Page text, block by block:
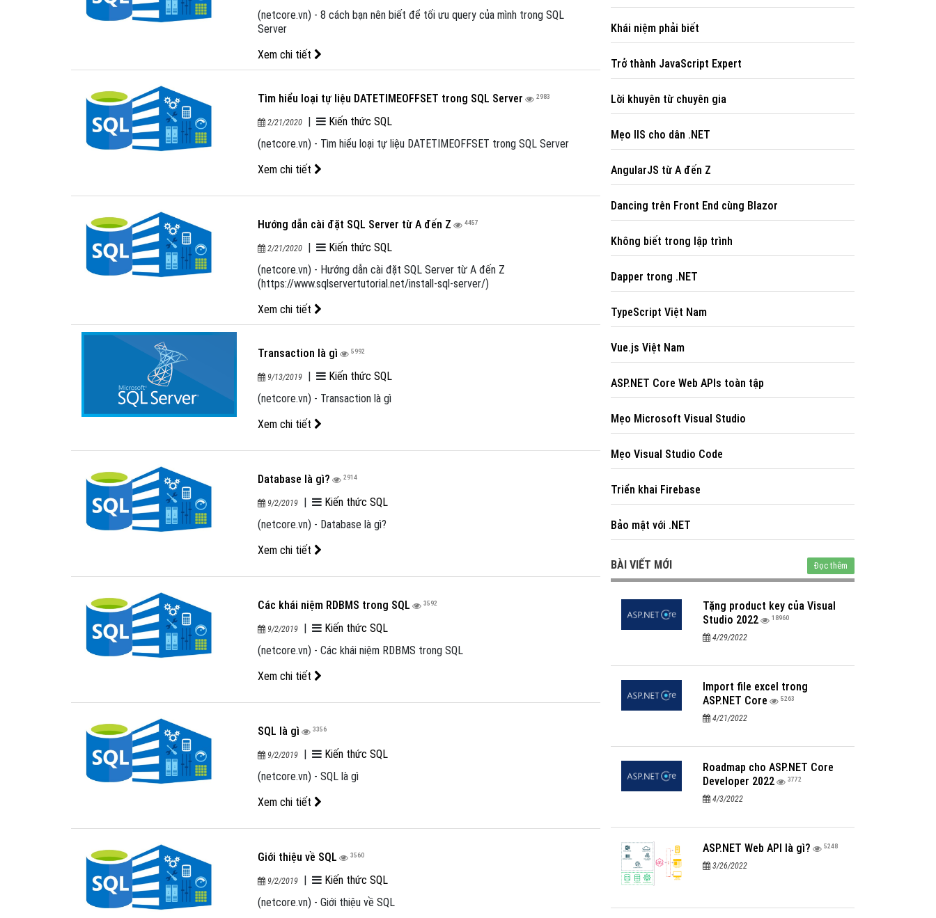
(netcore.vn) - 8 cách bạn nên biết để tối ưu query của mình trong SQL
Server
Xem chi tiết
Tìm hiểu loại tự liệu DATETIMEOFFSET trong SQL Server 2983
2/21/2020 |
Kiến thức SQL
(netcore.vn) - Tìm hiểu loại tự liệu DATETIMEOFFSET trong SQL Server
Xem chi tiết
Hướng dẫn cài đặt SQL Server từ A đến Z 4457
2/21/2020 |
Kiến thức SQL
(netcore.vn) - Hướng dẫn cài đặt SQL Server từ A đến Z
(https://www.sqlservertutorial.net/install-sql-server/)
Xem chi tiết
Transaction là gì 5992
9/13/2019 |
Kiến thức SQL
(netcore.vn) - Transaction là gì
Xem chi tiết
Database là gì? 2914
9/2/2019 |
Kiến thức SQL
(netcore.vn) - Database là gì?
Xem chi tiết
Các khái niệm RDBMS trong SQL 3592
9/2/2019 |
Kiến thức SQL
(netcore.vn) - Các khái niệm RDBMS trong SQL
Xem chi tiết
SQL là gì 3356
9/2/2019 |
Kiến thức SQL
(netcore.vn) - SQL là gì
Xem chi tiết
Giới thiệu về SQL 3560
9/2/2019 |
Kiến thức SQL
(netcore.vn) - Giới thiệu về SQL
Khái niệm phải biết
Trở thành JavaScript Expert
Lời khuyên từ chuyên gia
Mẹo IIS cho dân .NET
AngularJS từ A đến Z
Dancing trên Front End cùng Blazor
Không biết trong lập trình
Dapper trong .NET
TypeScript Việt Nam
Vue.js Việt Nam
ASP.NET Core Web APIs toàn tập
Mẹo Microsoft Visual Studio
Mẹo Visual Studio Code
Triển khai Firebase
Bảo mật với .NET
BÀI VIẾT MỚI Đọc thêm
Tặng product key của Visual
Studio 2022
18960
4/29/2022
Import file excel trong
ASP.NET Core
5263
4/21/2022
Roadmap cho ASP.NET Core
Developer 2022
3772
4/3/2022
ASP.NET Web API là gì? 5248
3/26/2022